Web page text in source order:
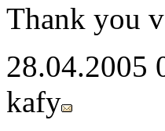
Thank you
28.04.2005
kafy